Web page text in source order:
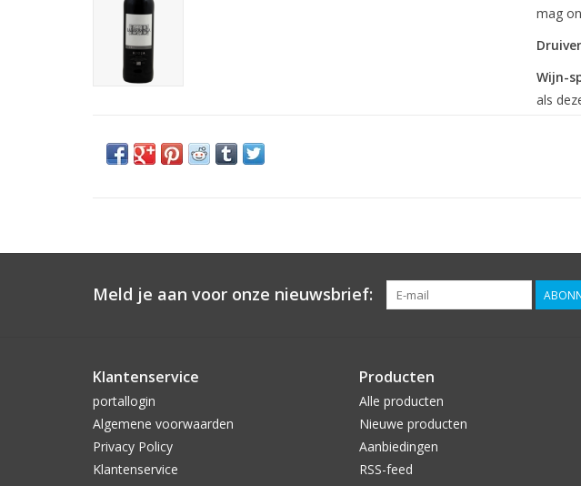
mag
Wijn-
als
Meld je aan voor onze nieuwsbrief:
Klantenservice
portallogin
Algemene voorwaarden
Privacy Policy
Klantenservice
Producten
Alle producten
Nieuwe producten
Aanbiedingen
RSS-feed